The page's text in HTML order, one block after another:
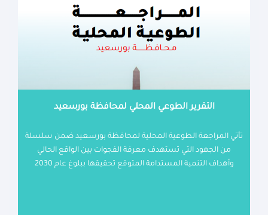
التقرير الطوعي المحلي لمحافظة بورسعيد
تأتي المراجعة الطوعية المحلية لمحافظة بورسعيد ضمن سلسلة
من الجهود التي تستهدف معرفة الفجوات بين الواقع الحالي
وأهداف التنمية المستدامة المتوقع تحقيقها ببلوغ عام 2030